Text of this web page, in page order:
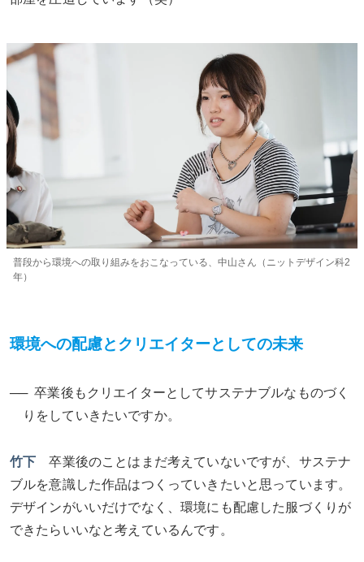
普段から環境への取り組みをおこなっている、中山さん（ニットデザイン科2
年）
環境への配慮とクリエイターとしての未来
卒業後もクリエイターとしてサステナブルなものづく
りをしていきたいですか。
竹下 卒業後のことはまだ考えていないですが、サステナ
ブルを意識した作品はつくっていきたいと思っています。
デザインがいいだけでなく、環境にも配慮した服づくりが
できたらいいなと考えているんです。